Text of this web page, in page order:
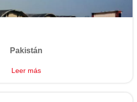
Pakistán
Leer más